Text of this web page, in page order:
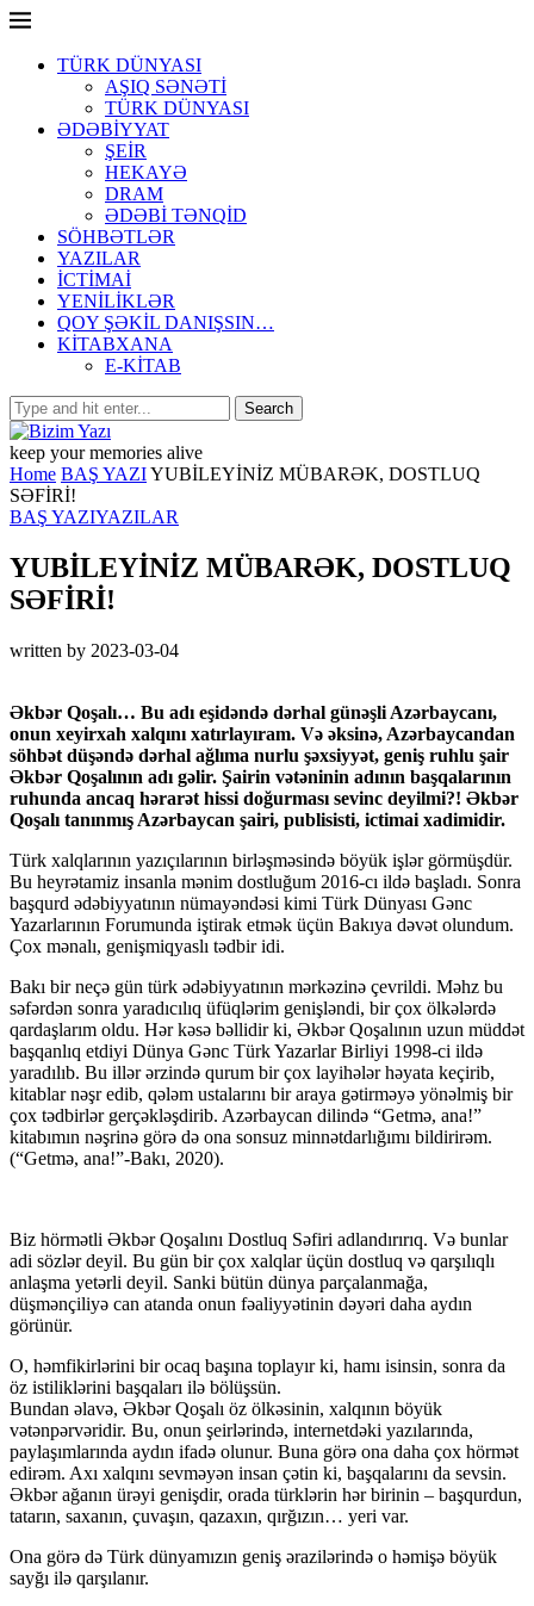
TÜRK DÜNYASI
AŞIQ SƏNƏTİ
TÜRK DÜNYASI
ƏDƏBİYYAT
ŞEİR
HEKAYƏ
DRAM
ƏDƏBİ TƏNQİD
SÖHBƏTLƏR
YAZILAR
İCTİMAİ
YENİLİKLƏR
QOY ŞƏKİL DANIŞSIN…
KİTABXANA
E-KİTAB
keep your memories alive
Home BAŞ YAZIYUBİLEYİNİZ MÜBARƏK, DOSTLUQ
SƏFİRİ!
BAŞ YAZIYAZILAR
YUBİLEYİNİZ MÜBARƏK, DOSTLUQ
SƏFİRİ!
written by 2023-03-04
Əkbər Qoşalı… Bu adı eşidəndə dərhal günəşli Azərbaycanı,
onun xeyirxah xalqını xatırlayıram. Və əksinə, Azərbaycandan
söhbət düşəndə dərhal ağlıma nurlu şəxsiyyət, geniş ruhlu şair
Əkbər Qoşalının adı gəlir. Şairin vətəninin adının başqalarının
ruhunda ancaq hərarət hissi doğurması sevinc deyilmi?! Əkbər
Qoşalı tanınmış Azərbaycan şairi, publisisti, ictimai xadimidir.
Türk xalqlarının yazıçılarının birləşməsində böyük işlər görmüşdür.
Bu heyrətamiz insanla mənim dostluğum 2016-cı ildə başladı. Sonra
başqurd ədəbiyyatının nümayəndəsi kimi Türk Dünyası Gənc
Yazarlarının Forumunda iştirak etmək üçün Bakıya dəvət olundum.
Çox mənalı, genişmiqyaslı tədbir idi.
Bakı bir neçə gün türk ədəbiyyatının mərkəzinə çevrildi. Məhz bu
səfərdən sonra yaradıcılıq üfüqlərim genişləndi, bir çox ölkələrdə
qardaşlarım oldu. Hər kəsə bəllidir ki, Əkbər Qoşalının uzun müddət
başqanlıq etdiyi Dünya Gənc Türk Yazarlar Birliyi 1998-ci ildə
yaradılıb. Bu illər ərzində qurum bir çox layihələr həyata keçirib,
kitablar nəşr edib, qələm ustalarını bir araya gətirməyə yönəlmiş bir
çox tədbirlər gerçəkləşdirib. Azərbaycan dilində “Getmə, ana!”
kitabımın nəşrinə görə də ona sonsuz minnətdarlığımı bildirirəm.
(“Getmә, ana!”-Bakı, 2020).
Biz hörmətli Əkbər Qoşalını Dostluq Səfiri adlandırırıq. Və bunlar
adi sözlər deyil. Bu gün bir çox xalqlar üçün dostluq və qarşılıqlı
anlaşma yetərli deyil. Sanki bütün dünya parçalanmağa,
düşmənçiliyə can atanda onun fəaliyyətinin dəyəri daha aydın
görünür.
O, həmfikirlərini bir ocaq başına toplayır ki, hamı isinsin, sonra da
öz istiliklərini başqaları ilə bölüşsün.
Bundan əlavə, Əkbər Qoşalı öz ölkəsinin, xalqının böyük
vətənpərvəridir. Bu, onun şeirlərində, internetdəki yazılarında,
paylaşımlarında aydın ifadə olunur. Buna görə ona daha çox hörmət
edirəm. Axı xalqını sevməyən insan çətin ki, başqalarını da sevsin.
Əkbər ağanın ürəyi genişdir, orada türklərin hər birinin – başqurdun,
tatarın, saxanın, çuvaşın, qazaxın, qırğızın… yeri var.
Ona görə də Türk dünyamızın geniş ərazilərində o həmişə böyük
sayğı ilə qarşılanır.